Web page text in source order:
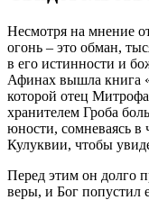
Несмотря на мнение
огонь – это обман,
в его истинности и
Афинах вышла книга
которой отец
хранителем Гроба
юности, сомневаясь в
Кулуквии, чтобы
Перед этим он долго
веры, и Бог попустил